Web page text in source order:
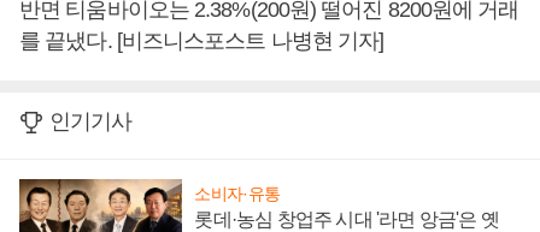
반면 티움바이오는 2.38%(200원) 떨어진 8200원에 거래
를 끝냈다. [비즈니스포스트 나병현 기자]
인기기사
소비자·유통
롯데·농심 창업주 시대 '라면 앙금'은 옛